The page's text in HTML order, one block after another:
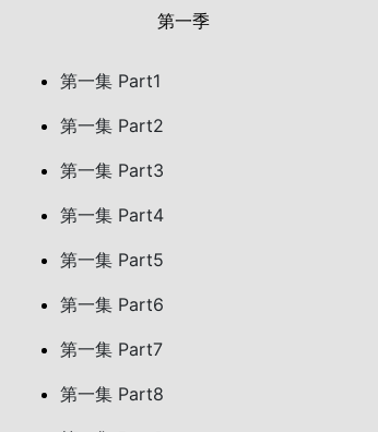
第一季
第一集 Part1
第一集 Part2
第一集 Part3
第一集 Part4
第一集 Part5
第一集 Part6
第一集 Part7
第一集 Part8